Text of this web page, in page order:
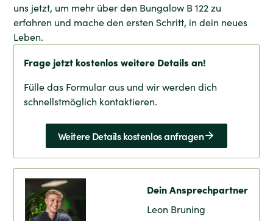
uns jetzt, um mehr über den Bungalow B 122 zu
erfahren und mache den ersten Schritt, in dein neues
Leben.
Frage jetzt kostenlos weitere Details an!
Fülle das Formular aus und wir werden dich
schnellstmöglich kontaktieren.
Weitere Details kostenlos anfragen
Dein Ansprechpartner
Leon Bruning